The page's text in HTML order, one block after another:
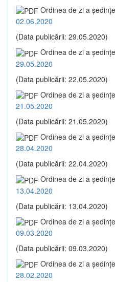
Ordinea de zi a
02.06.2020
(Data publicării: 29.05.2020)
Ordinea de zi a
29.05.2020
(Data publicării: 22.05.2020)
Ordinea de zi a
21.05.2020
(Data publicării: 21.05.2020)
Ordinea de zi a
28.04.2020
(Data publicării: 22.04.2020)
Ordinea de zi a
13.04.2020
(Data publicării: 13.04.2020)
Ordinea de zi a
09.03.2020
(Data publicării: 09.03.2020)
Ordinea de zi a
28.02.2020